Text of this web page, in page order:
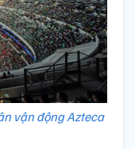
vận động Azteca